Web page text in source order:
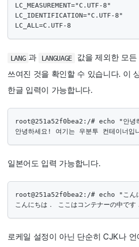
LC_MEASUREMENT="C.UTF-8"
LC_IDENTIFICATION="C.UTF-8"
LC_ALL=C.UTF-8
LANG 과 LANGUAGE 값을 제외한 모든
쓰여진 것을 확인할 수 있습니다. 이
한글 입력이 가능합니다.
root@251a52f0bea2:/# echo "안녕
안녕하세요! 여기는 우분투 컨테이너입
일본어도 입력 가능합니다.
root@251a52f0bea2:/# echo "こんに
こんにちは． ここはコンテナーの中です
로케일 설정이 아닌 단순히 CJK나